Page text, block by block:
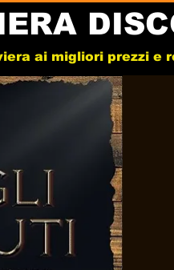
ai migliori prezzi e